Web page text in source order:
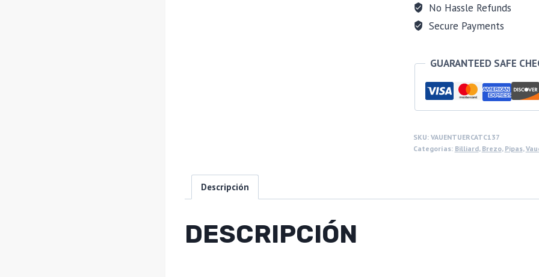
No Hassle Refunds
Secure Payments
GUARANTEED SAFE
SKU: VAUENTUERCATC137
Categorías: Billiard, Brezo, Pipas,
Descripción
DESCRIPCIÓN